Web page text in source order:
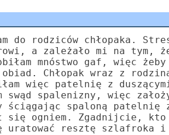
do rodziców chłopaka.
a zależało mi na tym,
mnóstwo gaf, więc żeby
Chłopak wraz z
więc patelnię z
swąd spalenizny, więc
ściągając spaloną
ogniem. Zgadnijcie, kto
resztę szlafroka i